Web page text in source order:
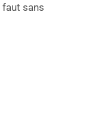
faut sans